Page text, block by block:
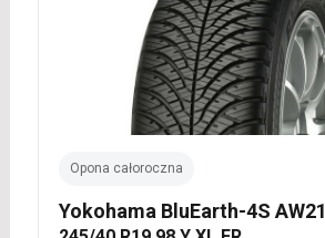
Opona całoroczna
Yokohama BluEarth-4S AW21